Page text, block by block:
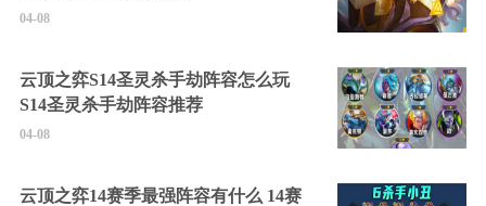
04-08
云顶之弈S14圣灵杀手劫阵容怎么玩
S14圣灵杀手劫阵容推荐
04-08
云顶之弈14赛季最强阵容有什么 14赛